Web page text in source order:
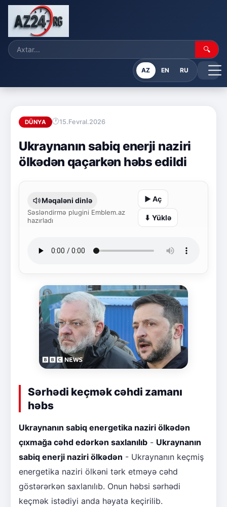
🔍
AZ EN RU
DÜNYA 15.Fevral.2026
Ukraynanın sabiq enerji naziri
ölkədən qaçarkən həbs edildi
Məqaləni dinlə
Səsləndirmə plugini Emblem.az
hazırladı
▶ Aç
⬇ Yüklə
Sərhədi keçmək cəhdi zamanı
həbs
Ukraynanın sabiq energetika naziri ölkədən
çıxmağa cəhd edərkən saxlanılıb - Ukraynanın
sabiq enerji naziri ölkədən - Ukraynanın keçmiş
energetika naziri ölkəni tərk etməyə cəhd
göstərərkən saxlanılıb. Onun həbsi sərhədi
keçmək istədiyi anda həyata keçirilib.